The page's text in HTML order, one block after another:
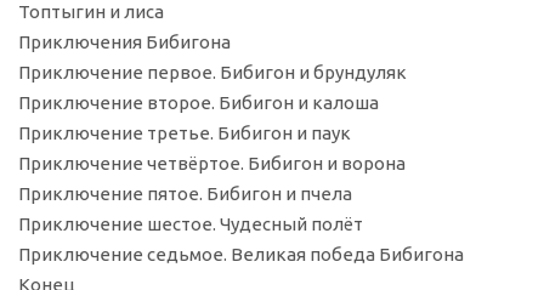
Топтыгин и лиса
Приключения Бибигона
Приключение первое. Бибигон и брундуляк
Приключение второе. Бибигон и калоша
Приключение третье. Бибигон и паук
Приключение четвёртое. Бибигон и ворона
Приключение пятое. Бибигон и пчела
Приключение шестое. Чудесный полёт
Приключение седьмое. Великая победа Бибигона
Конец